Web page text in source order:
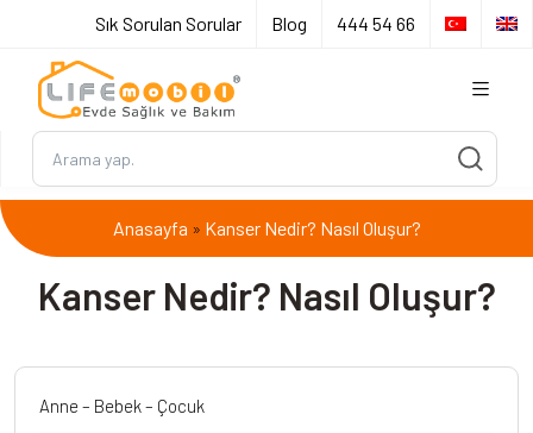
Sık Sorulan Sorular Blog 444 54 66
Kanser Nedir? Nasıl Oluşur?
Anasayfa » Kanser Nedir? Nasıl Oluşur?
Anne – Bebek – Çocuk